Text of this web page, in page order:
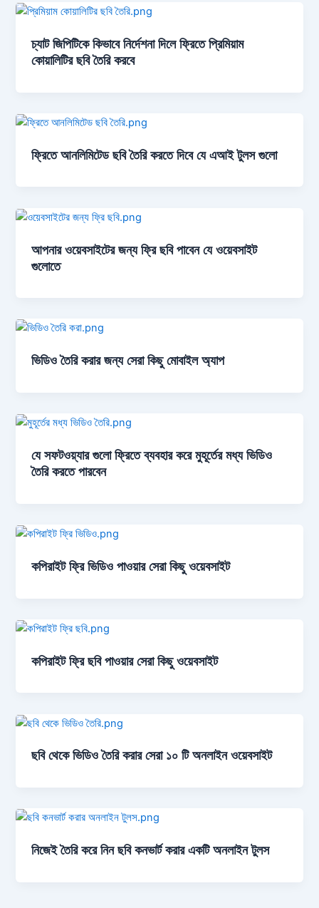
চ্যাট জিপিটিকে কিভাবে নির্দেশনা দিলে ফ্রিতে প্রিমিয়াম
কোয়ালিটির ছবি তৈরি করবে
ফ্রিতে আনলিমিটেড ছবি তৈরি করতে দিবে যে এআই টুলস গুলো
আপনার ওয়েবসাইটের জন্য ফ্রি ছবি পাবেন যে ওয়েবসাইট
গুলোতে
ভিডিও তৈরি করার জন্য সেরা কিছু মোবাইল অ্যাপ
যে সফটওয়্যার গুলো ফ্রিতে ব্যবহার করে মুহূর্তের মধ্য ভিডিও
তৈরি করতে পারবেন
কপিরাইট ফ্রি ভিডিও পাওয়ার সেরা কিছু ওয়েবসাইট
কপিরাইট ফ্রি ছবি পাওয়ার সেরা কিছু ওয়েবসাইট
ছবি থেকে ভিডিও তৈরি করার সেরা ১০ টি অনলাইন ওয়েবসাইট
নিজেই তৈরি করে নিন ছবি কনভার্ট করার একটি অনলাইন টুলস